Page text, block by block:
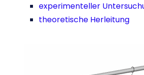
experimenteller
theoretische Herleitung